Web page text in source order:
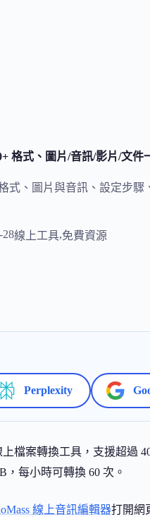
格式、圖片/音訊/影片/文件
式、圖片與音訊、設定步
28線上工具,免費資源
Perplexity
檔案轉換工具，支援超過
每小時可轉換 60 次。
線上音訊編輯器打開網